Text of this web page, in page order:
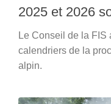
2025 et 2026
Le Conseil de la
calendriers de la
alpin.